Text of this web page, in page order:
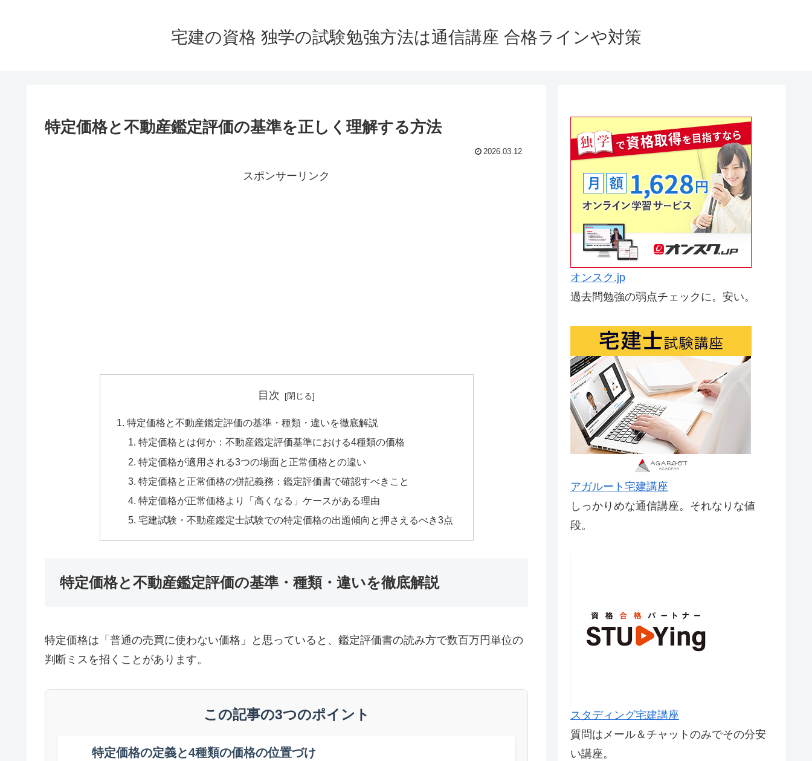
宅建の資格 独学の試験勉強方法は通信講座 合格ラインや対策
特定価格と不動産鑑定評価の基準を正しく理解する方法
2026.03.12
スポンサーリンク
目次
特定価格と不動産鑑定評価の基準・種類・違いを徹底解説
特定価格とは何か：不動産鑑定評価基準における4種類の価格
特定価格が適用される3つの場面と正常価格との違い
特定価格と正常価格の併記義務：鑑定評価書で確認すべきこと
特定価格が正常価格より「高くなる」ケースがある理由
宅建試験・不動産鑑定士試験での特定価格の出題傾向と押さえるべき3点
特定価格と不動産鑑定評価の基準・種類・違いを徹底解説
特定価格は「普通の売買に使わない価格」と思っていると、鑑定評価書の読み方で数百万円単位の
判断ミスを招くことがあります。
この記事の3つのポイント
特定価格の定義と4種類の価格の位置づけ
オンスク.jp
過去問勉強の弱点チェックに。安い。
アガルート宅建講座
しっかりめな通信講座。それなりな値
段。
スタディング宅建講座
質問はメール＆チャットのみでその分安
い講座。